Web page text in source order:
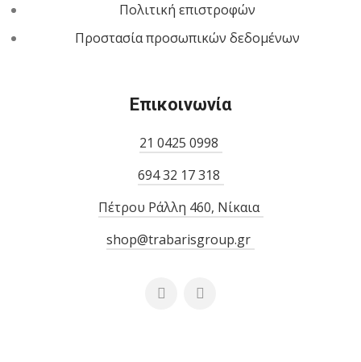
Πολιτική επιστροφών
Προστασία προσωπικών δεδομένων
Επικοινωνία
21 0425 0998
694 32 17 318
Πέτρου Ράλλη 460, Νίκαια
shop@trabarisgroup.gr